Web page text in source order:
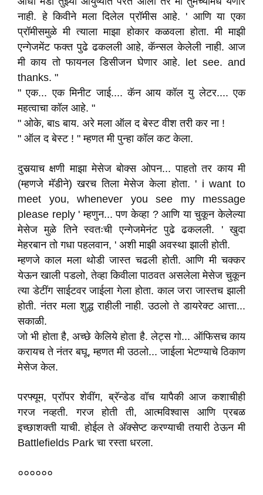
नाही. हे किवीने मला दिलेल प्रॉमीस आहे. ' आणि या एका
प्रॉमीसमुळे मी त्याला माझा होकार कळवला होता. मी माझी
एन्गेजमेंट फक्त पुढे ढकलली आहे, कॅन्सल केलेली नाही. आज
मी काय तो फायनल डिसीजन घेणार आहे. let see. and
thanks. "
" एक... एक मिनीट जाई.... कॅन आय कॉल यु लेटर.... एक
महत्वाचा कॉल आहे. "
" ओके, बाs बाय. अरे मला ऑल द बेस्ट वीश तरी कर ना !
" ऑल द बेस्ट ! " म्हणत मी पुन्हा कॉल कट केला.
दुसर्‍याच क्षणी माझा मेसेज बोक्स ओपन... पाहतो तर काय मी
(म्हणजे मॅडीने) खरच तिला मेसेज केला होता. ' i want to
meet you, whenever you see my message
please reply ' म्हणुन... पण केव्हा ? आणि या चुकून केलेल्या
मेसेज मुळे तिने स्वतःची एन्गेजमेनंट पुढे ढकलली. ' खुदा
मेहरबान तो गधा पहलवान, ' अशी माझी अवस्था झाली होती.
म्हणजे काल मला थोडी जास्त चढली होती. आणि मी चक्कर
येऊन खाली पडलो, तेव्हा किवीला पाठवत असलेला मेसेज चुकून
त्या डेटींग साईटवर जाईला गेला होता. काल जरा जास्तच झाली
होती. नंतर मला शुद्ध राहीली नाही. उठलो ते डायरेक्ट आत्ता...
सकाळी.
जो भी होता है, अच्छे केलिये होता है. लेट्स गो... ऑफिसच काय
करायच ते नंतर बघू, म्हणत मी उठलो... जाईला भेटण्याचे ठिकाण
मेसेज केल.
परफ्यूम, प्रॉपर शेवींग, ब्रॅन्डेड वॉच यापैकी आज कशाचीही
गरज नव्हती. गरज होती ती, आत्मविश्वास आणि प्रबळ
इच्छाशक्ती याची. होईल ते अ‍ॅक्सेप्ट करण्याची तयारी ठेऊन मी
Battlefields Park चा रस्ता धरला.
००००००